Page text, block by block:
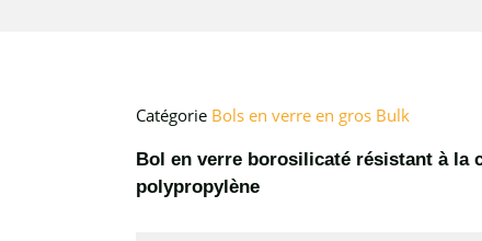
Catégorie Bols en verre en gros Bulk
Bol en verre borosilicaté résistant à la
polypropylène